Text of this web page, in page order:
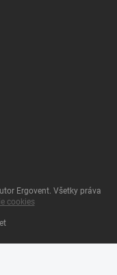
Ergovent. Všetky práva
cookies